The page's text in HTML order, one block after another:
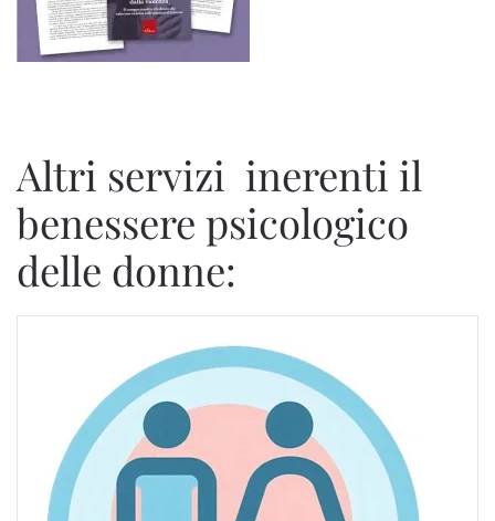
Altri servizi inerenti il
benessere psicologico
delle donne: